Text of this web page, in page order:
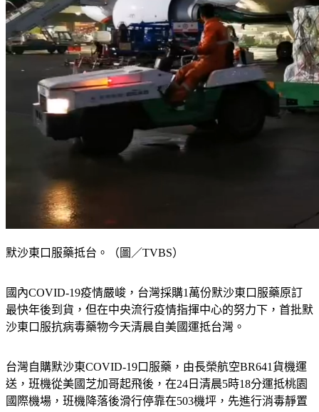
默沙東口服藥抵台。（圖／TVBS）
國內COVID-19疫情嚴峻，台灣採購1萬份默沙東口服藥原訂
最快年後到貨，但在中央流行疫情指揮中心的努力下，首批默
沙東口服抗病毒藥物今天清晨自美國運抵台灣。
台灣自購默沙東COVID-19口服藥，由長榮航空BR641貨機運
送，班機從美國芝加哥起飛後，在24日清晨5時18分運抵桃園
國際機場，班機降落後滑行停靠在503機坪，先進行消毒靜置